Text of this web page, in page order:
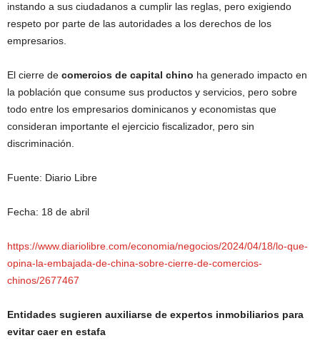
instando a sus ciudadanos a cumplir las reglas, pero exigiendo
respeto por parte de las autoridades a los derechos de los
empresarios.
El cierre de comercios de capital chino ha generado impacto en
la población que consume sus productos y servicios, pero sobre
todo entre los empresarios dominicanos y economistas que
consideran importante el ejercicio fiscalizador, pero sin
discriminación.
Fuente: Diario Libre
Fecha: 18 de abril
https://www.diariolibre.com/economia/negocios/2024/04/18/lo-que-
opina-la-embajada-de-china-sobre-cierre-de-comercios-
chinos/2677467
Entidades sugieren auxiliarse de expertos inmobiliarios para
evitar caer en estafa